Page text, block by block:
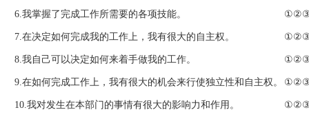
6.我掌握了完成工作所需要的各项技能。
7.在决定如何完成我的工作上，我有很大的自主权。
8.我自己可以决定如何来着手做我的工作。
9.在如何完成工作上，我有很大的机会来行使独立性和自主权。
10.我对发生在本部门的事情有很大的影响力和作用。